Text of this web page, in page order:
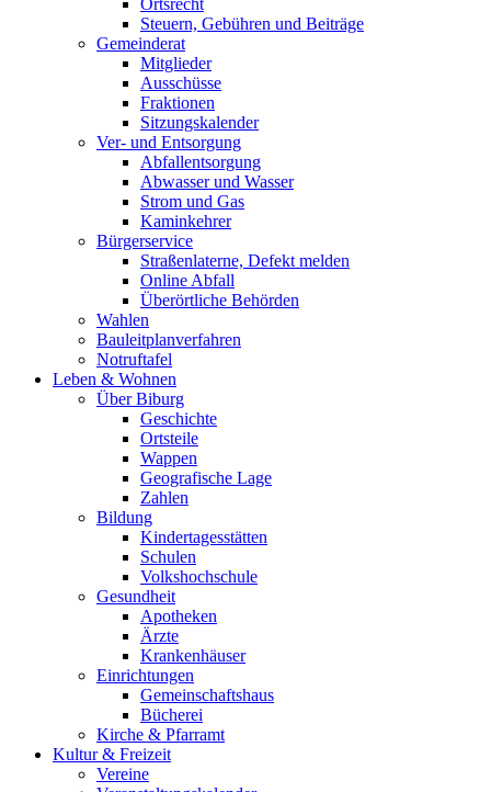
Ortsrecht
Steuern, Gebühren und Beiträge
Gemeinderat
Mitglieder
Ausschüsse
Fraktionen
Sitzungskalender
Ver- und Entsorgung
Abfallentsorgung
Abwasser und Wasser
Strom und Gas
Kaminkehrer
Bürgerservice
Straßenlaterne, Defekt melden
Online Abfall
Überörtliche Behörden
Wahlen
Bauleitplanverfahren
Notruftafel
Leben & Wohnen
Über Biburg
Geschichte
Ortsteile
Wappen
Geografische Lage
Zahlen
Bildung
Kindertagesstätten
Schulen
Volkshochschule
Gesundheit
Apotheken
Ärzte
Krankenhäuser
Einrichtungen
Gemeinschaftshaus
Bücherei
Kirche & Pfarramt
Kultur & Freizeit
Vereine